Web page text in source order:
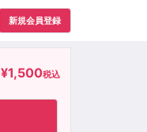
新規会員登録
¥1,500税込